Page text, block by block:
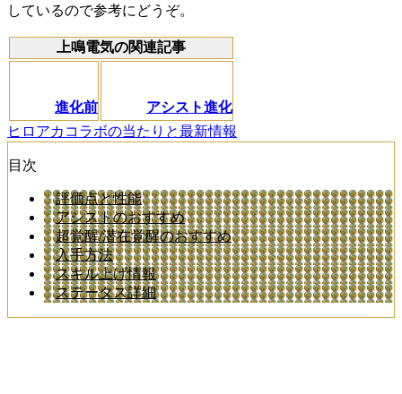
しているので参考にどうぞ。
上鳴電気の関連記事
進化前
アシスト進化
ヒロアカコラボの当たりと最新情報
目次
評価点と性能
アシストのおすすめ
超覚醒/潜在覚醒のおすすめ
入手方法
スキル上げ情報
ステータス詳細